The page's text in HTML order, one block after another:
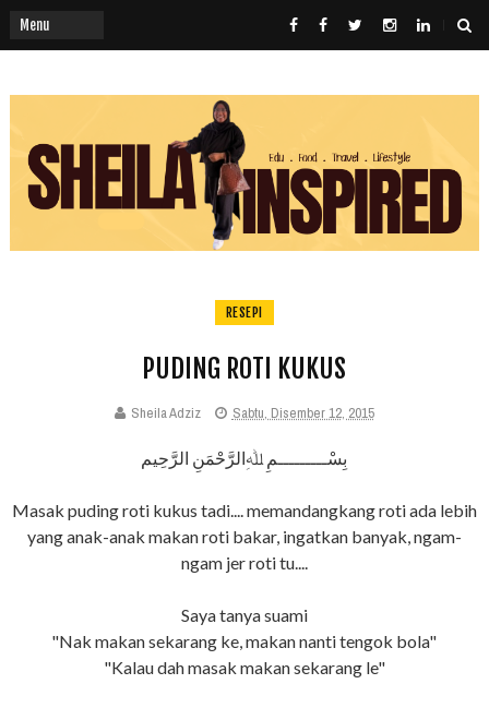
RESEPI
PUDING ROTI KUKUS
Sheila Adziz Sabtu, Disember 12, 2015
بِسْـــــــــمِ ﷲِالرَّحْمَنِ الرَّحِيم
Masak puding roti kukus tadi.... memandangkang roti ada lebih
yang anak-anak makan roti bakar, ingatkan banyak, ngam-
ngam jer roti tu....
Saya tanya suami
"Nak makan sekarang ke, makan nanti tengok bola"
"Kalau dah masak makan sekarang le"